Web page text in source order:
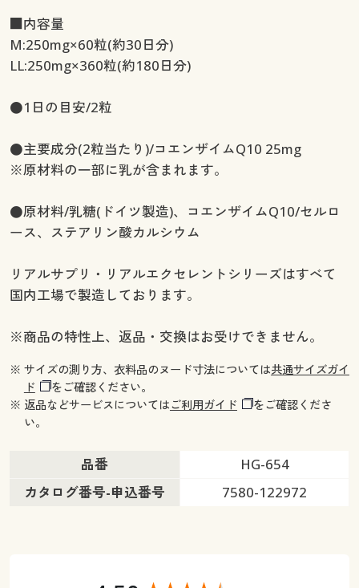
■内容量
M:250mg×60粒(約30日分)
LL:250mg×360粒(約180日分)
●1日の目安/2粒
●主要成分(2粒当たり)/コエンザイムQ10 25mg
※原材料の一部に乳が含まれます。
●原材料/乳糖(ドイツ製造)、コエンザイムQ10/セルロ
ース、ステアリン酸カルシウム
リアルサプリ・リアルエクセレントシリーズはすべて
国内工場で製造しております。
※商品の特性上、返品・交換はお受けできません。
※ サイズの測り方、衣料品のヌード寸法については共通サイズガイ
ド
をご確認ください。
※ 返品などサービスについてはご利用ガイド
をご確認くださ
い。
品番
HG-654
カタログ番号-申込番号
7580-122972